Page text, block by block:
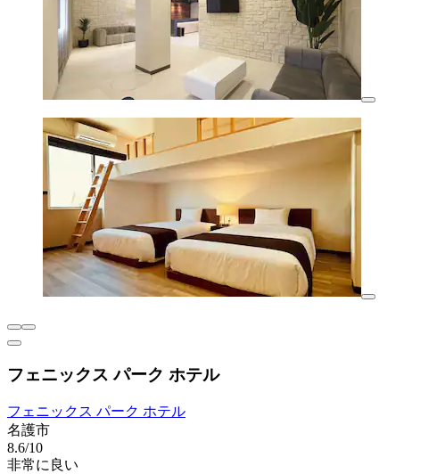
フェニックス パーク ホテル
フェニックス パーク ホテル
名護市
8.6/10
非常に良い